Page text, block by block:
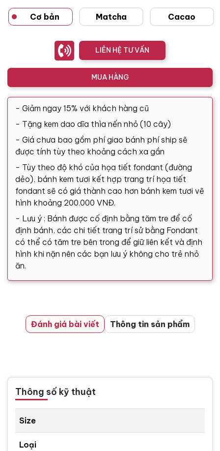
Cơ bản Matcha Cacao
LIÊN HỆ TƯ VẤN
MUA HÀNG
- Giảm ngay 15% với khách hàng cũ
- Tặng kem dao dĩa thìa nến nhỏ (10 cây)
- Giá chưa bao gồm phí giao bánh phí ship sẽ
được tính tùy theo khoảng cách xa gần
- Tùy theo độ khó của họa tiết fondant (đường
dẻo), bánh kem tươi kết hợp trang trí họa tiết
fondant sẽ có giá thành cao hơn bánh kem tươi vẽ
hình khoảng 200.000 VNĐ.
- Lưu ý : Bánh được cố định bằng tăm tre để cố
định bánh, các chi tiết trang trí sử bằng Fondant
có thể có tăm tre bên trong để giữ liên kết và định
hình khi nặn nên các bạn lưu ý không cho trẻ nhỏ
ăn.
Đánh giá bài viết Thông tin sản phẩm
Thông số kỹ thuật
Size
Loại